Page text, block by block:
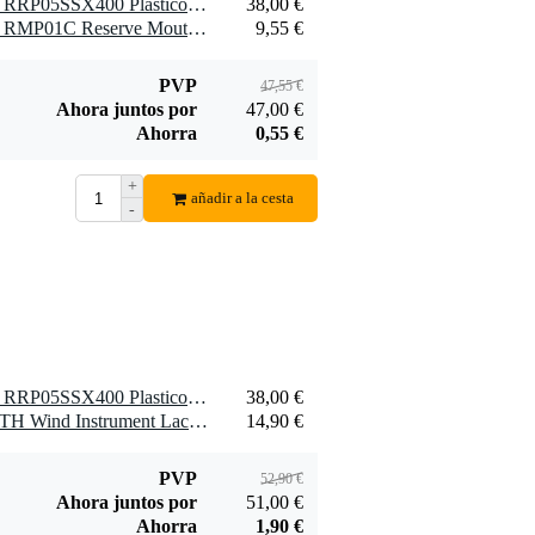
1 x D'Addario Woodwinds RRP05SSX400 Plasticover Caña saxofón soprano, 4.0, paquete de 5
38,00 €
1 x D'Addario Woodwinds RMP01C Reserve Mouthpiece Patches Clear (Pack of 5)
9,55 €
PVP 47,55 €
Ahora juntos por
47,00 €
Ahorra
0,55 €
+
-
añadir a la cesta
1 x D'Addario Woodwinds RRP05SSX400 Plasticover Caña saxofón soprano, 4.0, paquete de 5
38,00 €
1 x Yamaha BMMLCCLOTH Wind Instrument Lacquer Cloth
14,90 €
PVP 52,90 €
Ahora juntos por
51,00 €
Ahorra
1,90 €